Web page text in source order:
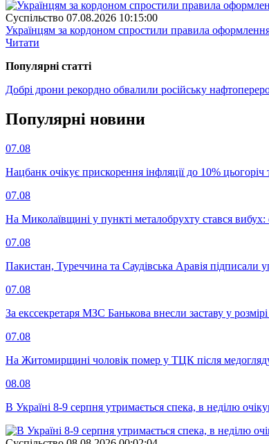
Суспiльство 07.08.2026 10:15:00
Українцям за кордоном спростили правила
Читати
Популярнi статтi
Добрі дрони рекордно обвалили російську
Популярнi новини
07.08
Нацбанк очікує прискорення інфляції до 10%
07.08
На Миколаївщині у пункті металобрухту стався вибух:
07.08
Пакистан, Туреччина та Саудівська Аравія підписали
07.08
За екссекретаря МЗС Банькова внесли заставу у
07.08
На Житомирщині чоловік помер у ТЦК після
08.08
В Україні 8-9 серпня утримається спека, в неділю